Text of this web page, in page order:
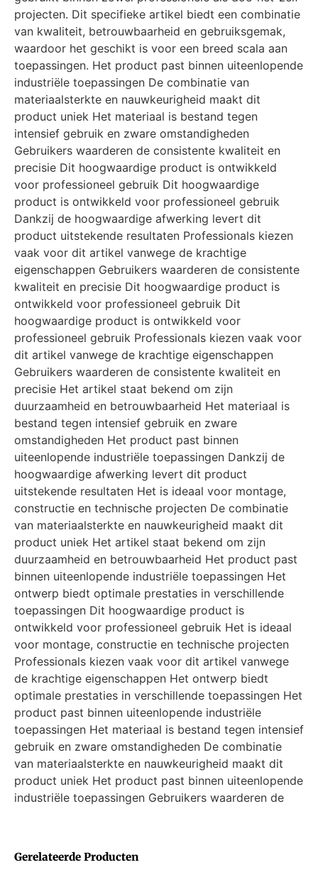
Gerelateerde Producten
projecten. Dit specifieke artikel biedt een combinatie
van kwaliteit, betrouwbaarheid en gebruiksgemak,
waardoor het geschikt is voor een breed scala aan
toepassingen. Het product past binnen uiteenlopende
industriële toepassingen De combinatie van
materiaalsterkte en nauwkeurigheid maakt dit
product uniek Het materiaal is bestand tegen
intensief gebruik en zware omstandigheden
Gebruikers waarderen de consistente kwaliteit en
precisie Dit hoogwaardige product is ontwikkeld
voor professioneel gebruik Dit hoogwaardige
product is ontwikkeld voor professioneel gebruik
Dankzij de hoogwaardige afwerking levert dit
product uitstekende resultaten Professionals kiezen
vaak voor dit artikel vanwege de krachtige
eigenschappen Gebruikers waarderen de consistente
kwaliteit en precisie Dit hoogwaardige product is
ontwikkeld voor professioneel gebruik Dit
hoogwaardige product is ontwikkeld voor
professioneel gebruik Professionals kiezen vaak voor
dit artikel vanwege de krachtige eigenschappen
Gebruikers waarderen de consistente kwaliteit en
precisie Het artikel staat bekend om zijn
duurzaamheid en betrouwbaarheid Het materiaal is
bestand tegen intensief gebruik en zware
omstandigheden Het product past binnen
uiteenlopende industriële toepassingen Dankzij de
hoogwaardige afwerking levert dit product
uitstekende resultaten Het is ideaal voor montage,
constructie en technische projecten De combinatie
van materiaalsterkte en nauwkeurigheid maakt dit
product uniek Het artikel staat bekend om zijn
duurzaamheid en betrouwbaarheid Het product past
binnen uiteenlopende industriële toepassingen Het
ontwerp biedt optimale prestaties in verschillende
toepassingen Dit hoogwaardige product is
ontwikkeld voor professioneel gebruik Het is ideaal
voor montage, constructie en technische projecten
Professionals kiezen vaak voor dit artikel vanwege
de krachtige eigenschappen Het ontwerp biedt
optimale prestaties in verschillende toepassingen Het
product past binnen uiteenlopende industriële
toepassingen Het materiaal is bestand tegen intensief
gebruik en zware omstandigheden De combinatie
van materiaalsterkte en nauwkeurigheid maakt dit
product uniek Het product past binnen uiteenlopende
industriële toepassingen Gebruikers waarderen de